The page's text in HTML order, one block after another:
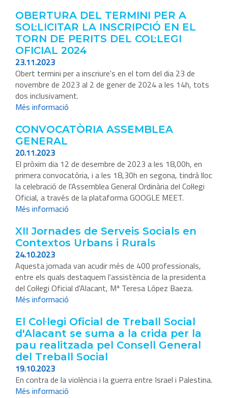
OBERTURA DEL TERMINI PER A
SOL·LICITAR LA INSCRIPCIÓ EN EL
TORN DE PERITS DEL COL·LEGI
OFICIAL 2024
23.11.2023
Obert termini per a inscriure's en el torn del dia 23 de
novembre de 2023 al 2 de gener de 2024 a les 14h, tots
dos inclusivament.
Més informació
CONVOCATÒRIA ASSEMBLEA
GENERAL
20.11.2023
El pròxim dia 12 de desembre de 2023 a les 18,00h, en
primera convocatòria, i a les 18,30h en segona, tindrà lloc
la celebració de l'Assemblea General Ordinària del Col·legi
Oficial, a través de la plataforma GOOGLE MEET.
Més informació
XII Jornades de Serveis Socials en
Contextos Urbans i Rurals
24.10.2023
Aquesta jornada van acudir més de 400 professionals,
entre els quals destaquem l'assistència de la presidenta
del Col·legi Oficial d'Alacant, Mª Teresa López Baeza.
Més informació
El Col·legi Oficial de Treball Social
d'Alacant se suma a la crida per la
pau realitzada pel Consell General
del Treball Social
19.10.2023
En contra de la violència i la guerra entre Israel i Palestina.
Més informació